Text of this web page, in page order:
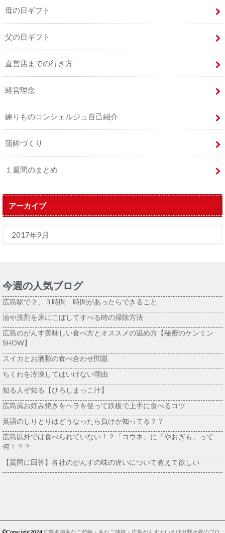
母の日ギフト
父の日ギフト
直営店までの行き方
経営理念
練りものコンシェルジュ自己紹介
蒲鉾づくり
１週間のまとめ
アーカイブ
今週の人気ブログ
広島駅で２、３時間 時間があったらできること
油や洗剤を床にこぼしてすべる時の掃除方法
広島のがんす美味しい食べ方とオススメの温め方【秘密のケンミン
SHOW】
スイカとお酒類の食べ合わせ問題
ちくわを冷凍してはいけない理由
知る人ぞ知る【ひろしまっこ汁】
広島風お好み焼きをヘラを使って鉄板で上手に食べるコツ
英語のしりとりはどうなったら負けか知ってる？？
広島以外では食べられていない！？「コウネ」に「やおぎも」って
何！？？
【質問に回答】各社のがんすの味の違いについて教えて欲しい